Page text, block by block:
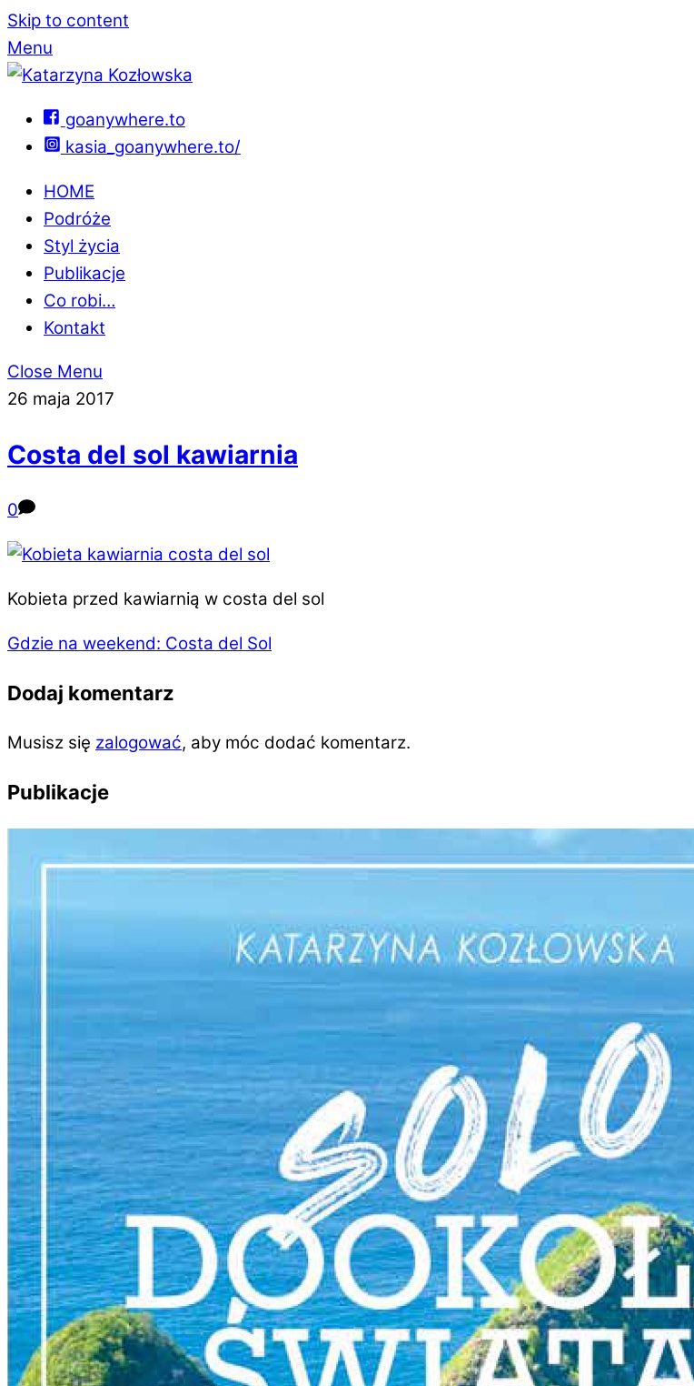
Skip to content
Menu
goanywhere.to
kasia_goanywhere.to/
HOME
Podróże
Styl życia
Publikacje
Co robi…
Kontakt
Close Menu
26 maja 2017
Costa del sol kawiarnia
0
Kobieta przed kawiarnią w costa del sol
Gdzie na weekend: Costa del Sol
Dodaj komentarz
Musisz się zalogować, aby móc dodać komentarz.
Publikacje